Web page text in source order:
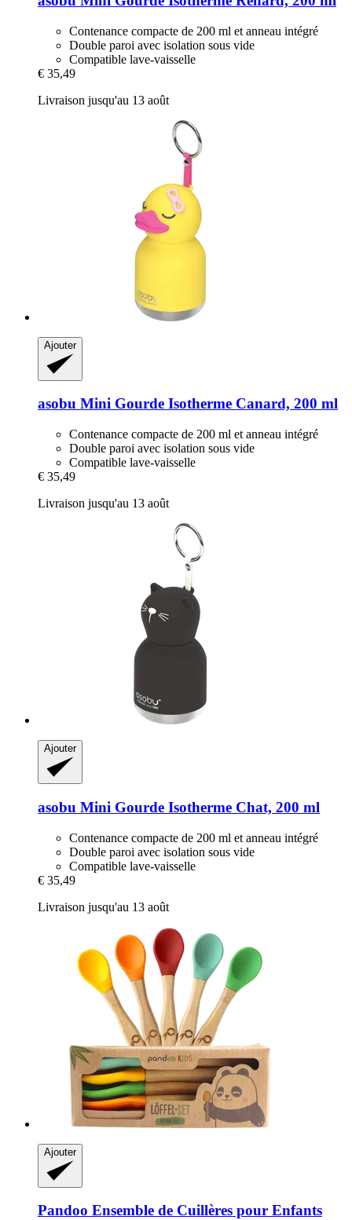
Contenance compacte de 200 ml et anneau intégré
Double paroi avec isolation sous vide
Compatible lave-vaisselle
€ 35,49
Livraison jusqu'au 13 août
Ajouter
asobu Mini Gourde Isotherme Canard, 200 ml
Contenance compacte de 200 ml et anneau intégré
Double paroi avec isolation sous vide
Compatible lave-vaisselle
€ 35,49
Livraison jusqu'au 13 août
Ajouter
asobu Mini Gourde Isotherme Chat, 200 ml
Contenance compacte de 200 ml et anneau intégré
Double paroi avec isolation sous vide
Compatible lave-vaisselle
€ 35,49
Livraison jusqu'au 13 août
Ajouter
Pandoo Ensemble de Cuillères pour Enfants